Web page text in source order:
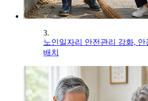
3.
노인일자리 안전관리 강화, 안
배치